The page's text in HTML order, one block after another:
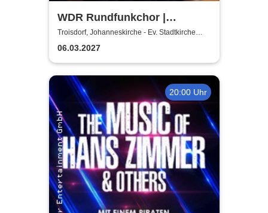
WDR Rundfunkchor |
Kommissar Krächz in der
Kirche
Troisdorf, Johanneskirche - Ev. Stadtkirche
Troisdorf
06.03.2027
20:00 Uhr